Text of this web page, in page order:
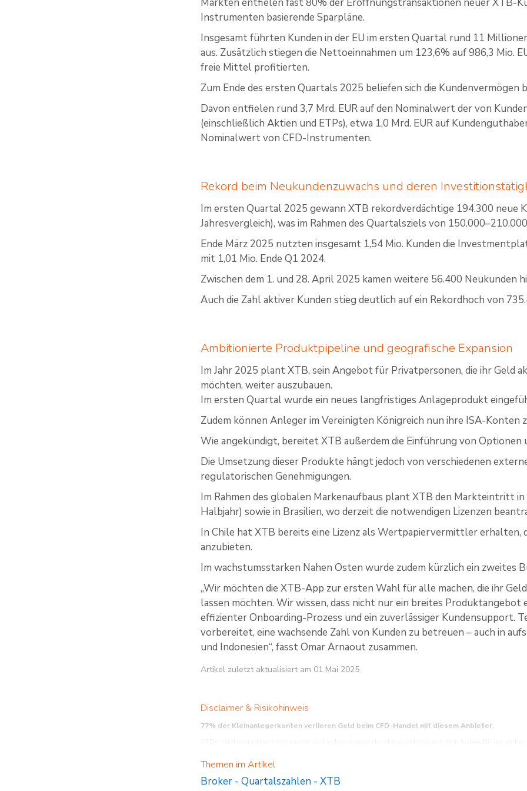
Instrumenten basierende Sparpläne.
Insgesamt führten Kunden in der EU im ersten Quartal rund 11
aus. Zusätzlich stiegen die Nettoeinnahmen um 123,6% auf 986,3 Mio.
freie Mittel profitierten.
Zum Ende des ersten Quartals 2025 beliefen sich die Kundenvermögen
Davon entfielen rund 3,7 Mrd. EUR auf den Nominalwert der von
(einschließlich Aktien und ETPs), etwa 1,0 Mrd. EUR auf
Nominalwert von CFD-Instrumenten.
Rekord beim Neukundenzuwachs und deren
Im ersten Quartal 2025 gewann XTB rekordverdächtige 194.300 neue
Jahresvergleich), was im Rahmen des Quartalsziels von
Ende März 2025 nutzten insgesamt 1,54 Mio. Kunden die
mit 1,01 Mio. Ende Q1 2024.
Zwischen dem 1. und 28. April 2025 kamen weitere 56.400 Neukunden
Auch die Zahl aktiver Kunden stieg deutlich auf ein Rekordhoch von
Ambitionierte Produktpipeline und geografische Expansion
Im Jahr 2025 plant XTB, sein Angebot für Privatpersonen, die ihr Geld
möchten, weiter auszubauen.
Im ersten Quartal wurde ein neues langfristiges Anlageprodukt
Zudem können Anleger im Vereinigten Königreich nun ihre ISA-Konten
Wie angekündigt, bereitet XTB außerdem die Einführung von
Die Umsetzung dieser Produkte hängt jedoch von verschiedenen
regulatorischen Genehmigungen.
Im Rahmen des globalen Markenaufbaus plant XTB den Markteintritt
Halbjahr) sowie in Brasilien, wo derzeit die notwendigen Lizenzen
In Chile hat XTB bereits eine Lizenz als Wertpapiervermittler erhalten,
anzubieten.
Im wachstumsstarken Nahen Osten wurde zudem kürzlich ein zweites
„Wir möchten die XTB-App zur ersten Wahl für alle machen, die ihr
lassen möchten. Wir wissen, dass nicht nur ein breites Produktangebot
effizienter Onboarding-Prozess und ein zuverlässiger Kundensupport.
vorbereitet, eine wachsende Zahl von Kunden zu betreuen – auch in
und Indonesien“, fasst Omar Arnaout zusammen.
Artikel zuletzt aktualisiert am 01 Mai 2025
Disclaimer & Risikohinweis
77% der Kleinanlegerkonten verlieren Geld beim CFD-Handel mit diesem Anbieter.
aus der Vergangenheit garantieren keine Erfolge in der Zukunft. Inhalte, Newsletter und
Themen im Artikel
Broker -Quartalszahlen -XTB